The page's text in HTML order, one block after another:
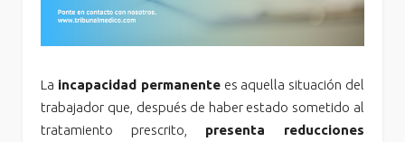
La incapacidad permanentees aquella situación del
trabajador que, después de haber estado sometido al
tratamiento prescrito, presenta reducciones